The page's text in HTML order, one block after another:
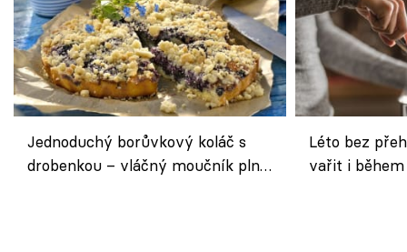
Jednoduchý borůvkový koláč s
drobenkou – vláčný moučník plný
Léto bez
vařit i